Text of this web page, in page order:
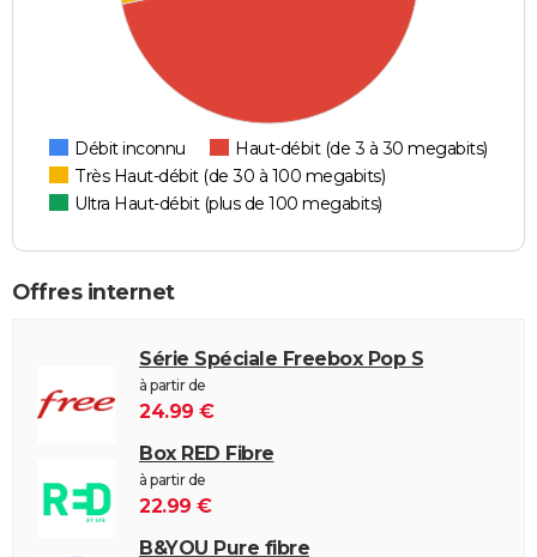
Débit inconnu
Haut-débit (de 3 à 30 megabits)
Très Haut-débit (de 30 à 100 megabits)
Ultra Haut-débit (plus de 100 megabits)
Offres internet
Série Spéciale Freebox Pop S
à partir de
24.99 €
Box RED Fibre
à partir de
22.99 €
B&YOU Pure fibre